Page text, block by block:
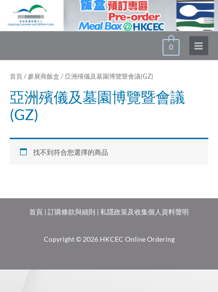
content
0
Main
首頁 / 參展商飯盒 / 亞洲殯儀及墓園博覽暨會議(GZ)
亞洲殯儀及墓園博覽暨會議
(GZ)
找不到符合您選擇的商品
首頁 | 訂購條款與細則 | 私隱政策及收集個人資料聲明
Copyright © 2026 HKCEC Online Ordering